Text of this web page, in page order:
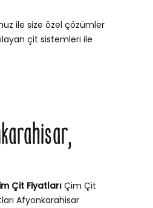
ile size özel çözümler
çit sistemleri ile
Çit Fiyatları Çim Çit
Afyonkarahisar